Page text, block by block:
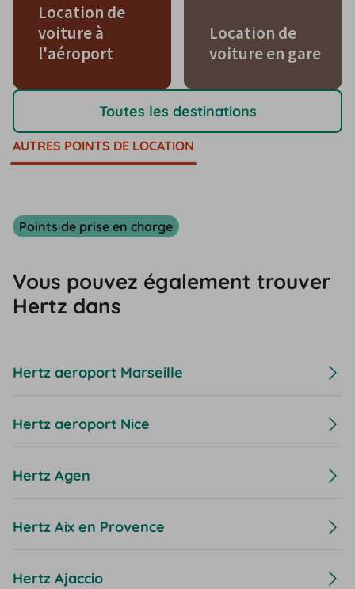
Location de
voiture à
l'aéroport
Location de
voiture en gare
Toutes les destinations
AUTRES POINTS DE LOCATION
Points de prise en charge
Vous pouvez également trouver
Hertz dans
Hertz aeroport Marseille
Hertz aeroport Nice
Hertz Agen
Hertz Aix en Provence
Hertz Ajaccio